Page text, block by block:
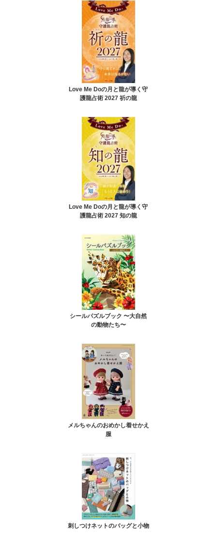
Love Me Doの月と龍が導く守
護龍占術 2027 祈の龍
Love Me Doの月と龍が導く守
護龍占術 2027 知の龍
シールパズルブック 〜大自然
の動物たち〜
メルちゃんのおめかし着せかえ
服
刺しつけネットのバッグと小物